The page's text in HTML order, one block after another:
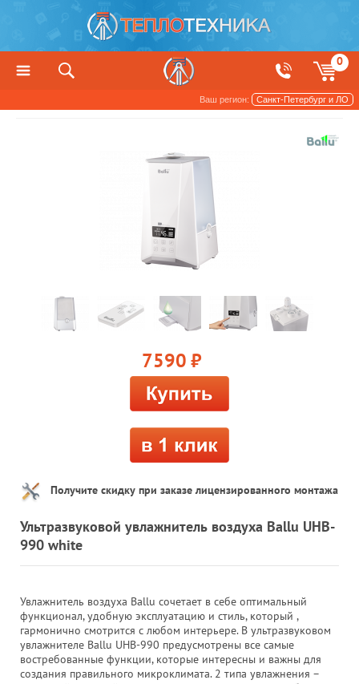
0
Ваш регион: Санкт-Петербург и ЛО
Увлажнители и очистители воздуха
7590 руб.
Получите скидку при заказе лицензированного монтажа
Ультразвуковой увлажнитель воздуха Ballu UHB-
990 white
Увлажнитель воздуха Ballu сочетает в себе оптимальный
функционал, удобную эксплуатацию и стиль, который ,
гармонично смотрится с любом интерьере. В ультразвуковом
увлажнителе Ballu UHB-990 предусмотрены все самые
востребованные функции, которые интересны и важны для
создания правильного микроклимата. 2 типа увлажнения –